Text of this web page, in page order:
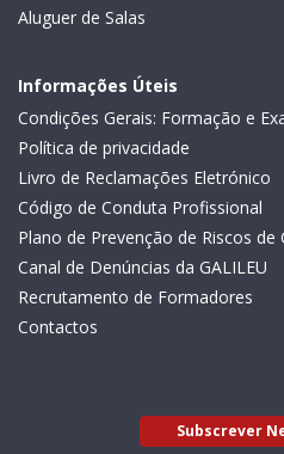
Aluguer de Salas
Informações Úteis
Condições Gerais: Formação e
Política de privacidade
Livro de Reclamações Eletrónico
Código de Conduta Profissional
Plano de Prevenção de Riscos de
Canal de Denúncias da GALILEU
Recrutamento de Formadores
Contactos
Subscrever